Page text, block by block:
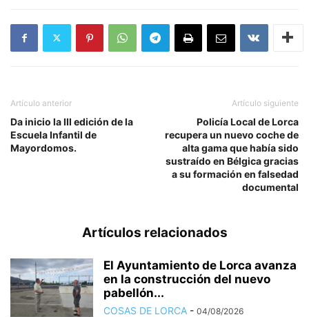
Artículo anterior
Da inicio la III edición de la
Escuela Infantil de
Mayordomos.
Artículo siguiente
Policía Local de Lorca
recupera un nuevo coche de
alta gama que había sido
sustraído en Bélgica gracias
a su formación en falsedad
documental
Artículos relacionados
El Ayuntamiento de Lorca avanza
en la construcción del nuevo
pabellón...
COSAS DE LORCA - 04/08/2026